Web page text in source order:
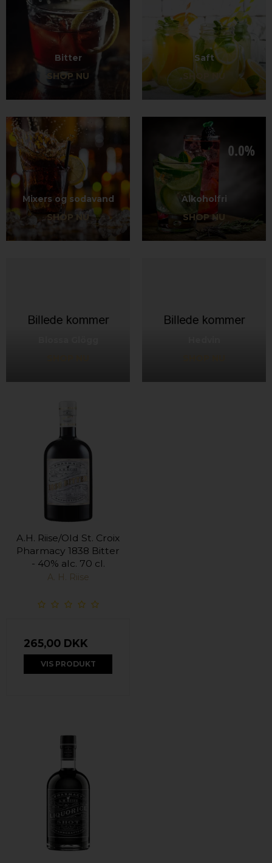
Bitter
SHOP NU
Saft
SHOP NU
Mixers og sodavand
SHOP NU
Alkoholfri
SHOP NU
A.H. Riise/Old St. Croix
Pharmacy 1838 Bitter
- 40% alc. 70 cl.
A. H. Riise
265,00 DKK
VIS PRODUKT